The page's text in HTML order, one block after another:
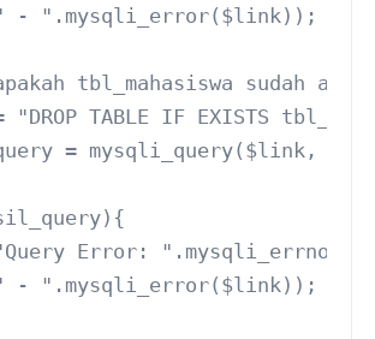
- ".mysqli_error($link));
tbl_mahasiswa sudah
"DROP TABLE IF EXISTS
= mysqli_query($link,
Error:
- ".mysqli_error($link));